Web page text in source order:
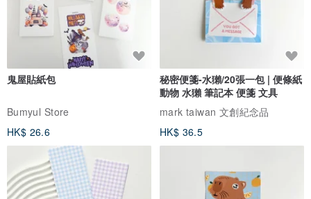
鬼屋貼紙包
Bumyul Store
HK$ 26.6
秘密便箋-水獺/20張一包 | 便條紙
動物 水獺 筆記本 便箋 文具
mark taiwan 文創紀念品
HK$ 36.5